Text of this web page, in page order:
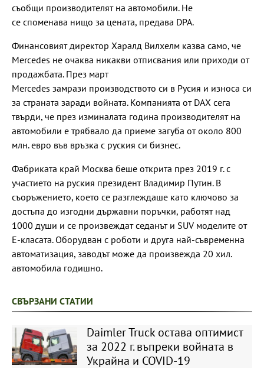
съобщи производителят на автомобили. Не
се споменава нищо за цената, предава DPA.
Финансовият директор Харалд Вилхелм казва само, че
Mercedes не очаква никакви отписвания или приходи от
продажбата. През март
Mercedes замрази производството си в Русия и износа си
за страната заради войната. Компанията от DAX сега
твърди, че през изминалата година производителят на
автомобили е трябвало да приеме загуба от около 800
млн. евро във връзка с руския си бизнес.
Фабриката край Москва беше открита през 2019 г. с
участието на руския президент Владимир Путин. В
съоръжението, което се разглеждаше като ключово за
достъпа до изгодни държавни поръчки, работят над
1000 души и се произвеждат седанът и SUV моделите от
Е-класата. Оборудван с роботи и друга най-съвременна
автоматизация, заводът може да произвежда 20 хил.
автомобила годишно.
СВЪРЗАНИ СТАТИИ
Daimler Truck остава оптимист
за 2022 г. въпреки войната в
Украйна и COVID-19